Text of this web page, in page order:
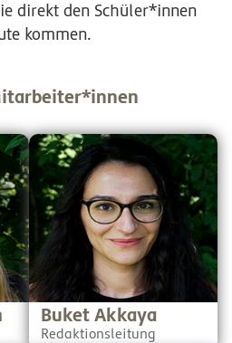
direkt den Schüler*innen
kommen.
ist
die
Buket leitet die SchuBu-
Redaktion und ist damit die
wichtigste Schnittstelle
zwischen allen Abteilungen.
Sie hat die einmalige Gabe,
immer wieder Ordnung ins
Chaos (und davon gibt es
genug) zu bringen - und das
stets mit einem Lächeln.
Daher kann man gar nicht
"nein" zu ihr sagen.
Buket Akkaya
Redaktionsleitung